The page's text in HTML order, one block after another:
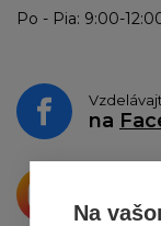
Na
Po - Pia: 9:00-
na
o